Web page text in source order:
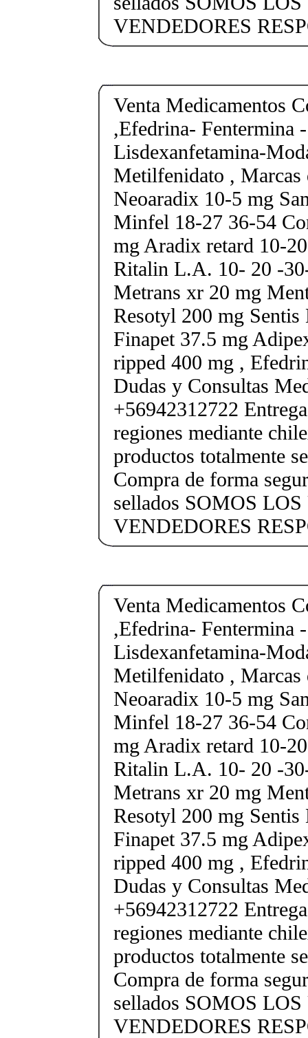
VENDEDORES
Venta Medicamentos
,Efedrina- Fentermina
Lisdexanfetamina-
Metilfenidato , Marcas
Neoaradix 10-5 mg
Minfel 18-27 36-54
mg Aradix retard 10-
Ritalin L.A. 10- 20 -
Metrans xr 20 mg
Resotyl 200 mg
Finapet 37.5 mg
ripped 400 mg ,
Dudas y Consultas
+56942312722
regiones mediante
productos totalmente
Compra de forma
sellados SOMOS
VENDEDORES
Venta Medicamentos
,Efedrina- Fentermina
Lisdexanfetamina-
Metilfenidato , Marcas
Neoaradix 10-5 mg
Minfel 18-27 36-54
mg Aradix retard 10-
Ritalin L.A. 10- 20 -
Metrans xr 20 mg
Resotyl 200 mg
Finapet 37.5 mg
ripped 400 mg ,
Dudas y Consultas
+56942312722
regiones mediante
productos totalmente
Compra de forma
sellados SOMOS
VENDEDORES